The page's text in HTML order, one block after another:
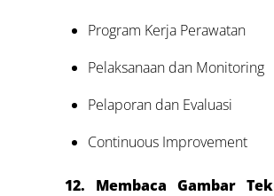
Program Kerja Perawatan
Pelaksanaan dan Monitoring
Pelaporan dan Evaluasi
Continuous Improvement
12. Membaca Gambar